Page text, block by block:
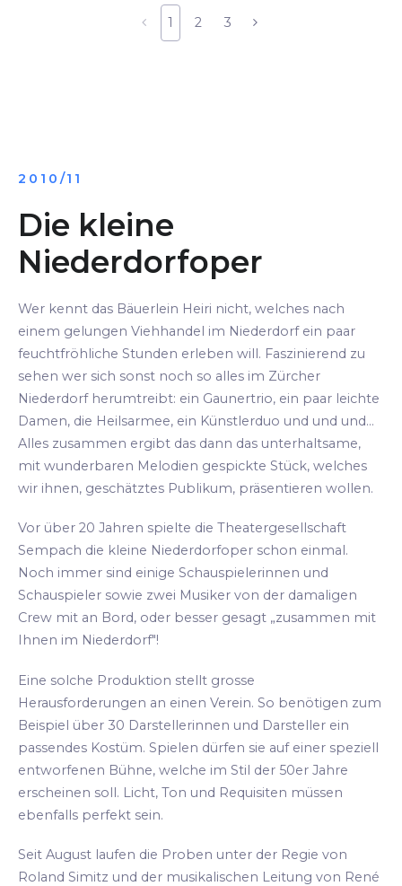
1 2 3
2010/11
Die kleine
Niederdorfoper
Wer kennt das Bäuerlein Heiri nicht, welches nach
einem gelungen Viehhandel im Niederdorf ein paar
feuchtfröhliche Stunden erleben will. Faszinierend zu
sehen wer sich sonst noch so alles im Zürcher
Niederdorf herumtreibt: ein Gaunertrio, ein paar leichte
Damen, die Heilsarmee, ein Künstlerduo und und und...
Alles zusammen ergibt das dann das unterhaltsame,
mit wunderbaren Melodien gespickte Stück, welches
wir ihnen, geschätztes Publikum, präsentieren wollen.
Vor über 20 Jahren spielte die Theatergesellschaft
Sempach die kleine Niederdorfoper schon einmal.
Noch immer sind einige Schauspielerinnen und
Schauspieler sowie zwei Musiker von der damaligen
Crew mit an Bord, oder besser gesagt „zusammen mit
Ihnen im Niederdorf"!
Eine solche Produktion stellt grosse
Herausforderungen an einen Verein. So benötigen zum
Beispiel über 30 Darstellerinnen und Darsteller ein
passendes Kostüm. Spielen dürfen sie auf einer speziell
entworfenen Bühne, welche im Stil der 50er Jahre
erscheinen soll. Licht, Ton und Requisiten müssen
ebenfalls perfekt sein.
Seit August laufen die Proben unter der Regie von
Roland Simitz und der musikalischen Leitung von René